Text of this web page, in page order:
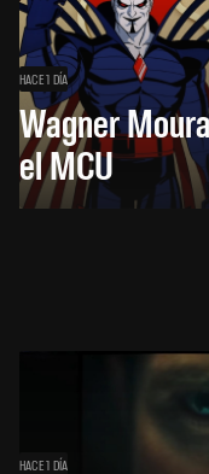
HACE 1 DÍA
Wagner
el MCU
HACE 1 DÍA